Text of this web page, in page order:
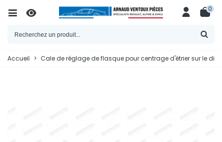
0
Accueil > Cale de réglage de flasque pour centrage d'étrier sur le